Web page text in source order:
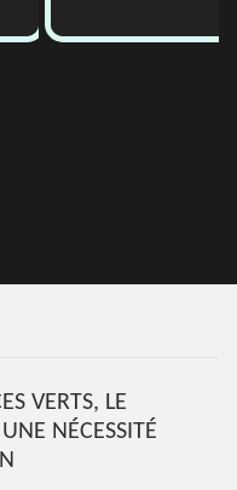
VERTS, LE
NÉCESSITÉ